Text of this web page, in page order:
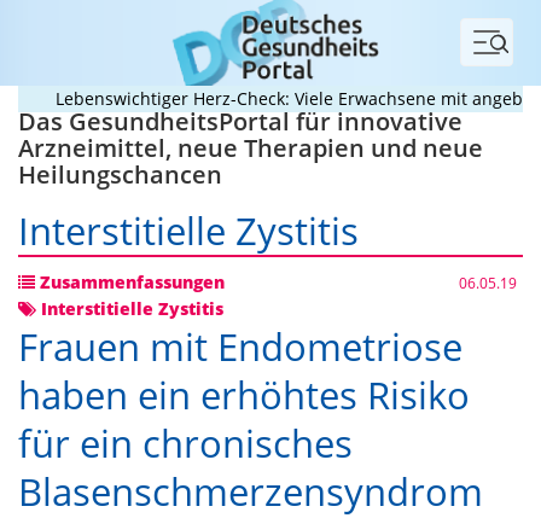
Menü
Lebenswichtiger Herz-Check: Viele Erwachsene mit
Das GesundheitsPortal für innovative
Arzneimittel, neue Therapien und neue
Heilungschancen
Interstitielle Zystitis
Zusammenfassungen 06.05.19
Interstitielle Zystitis
Frauen mit Endometriose
haben ein erhöhtes Risiko
für ein chronisches
Blasenschmerzensyndrom